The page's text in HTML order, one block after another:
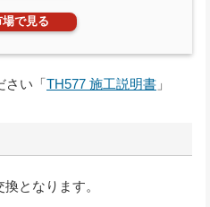
で見る
さい「TH577 施工説明書 」
となります。